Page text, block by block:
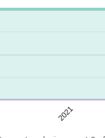
2021